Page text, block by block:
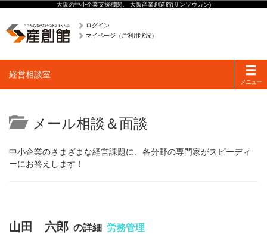
大阪の中小企業支援機関。 大阪産業創造館(サンソウカン)
ログイン
マイページ（ご利用状況）
Toggle
メニュー
経営相談室
メール相談＆面談
中小企業のさまざまな経営課題に、各分野の専門家がスピーディ
ーにお答えします！
山田 六郎 の詳細 労務管理